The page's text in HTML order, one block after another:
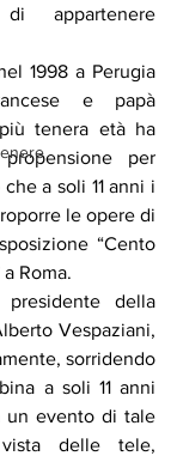
appartenere
1998 a Perugia
e papà
tenera età ha
per
a soli 11 anni i
le opere di
“Cento
Roma.
della
Vespaziani,
sorridendo
a soli 11 anni
un evento di tale
delle tele,